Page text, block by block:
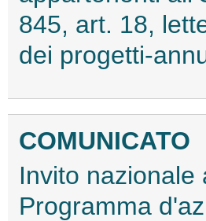
845, art. 18,
dei progetti-
COMUNICATO
Invito
Programma